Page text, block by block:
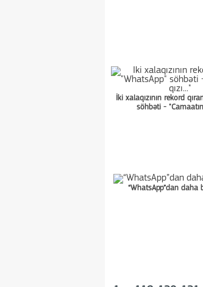
İki xalaqızının rekord
söhbəti - "Camaatın
“WhatsApp”dan daha